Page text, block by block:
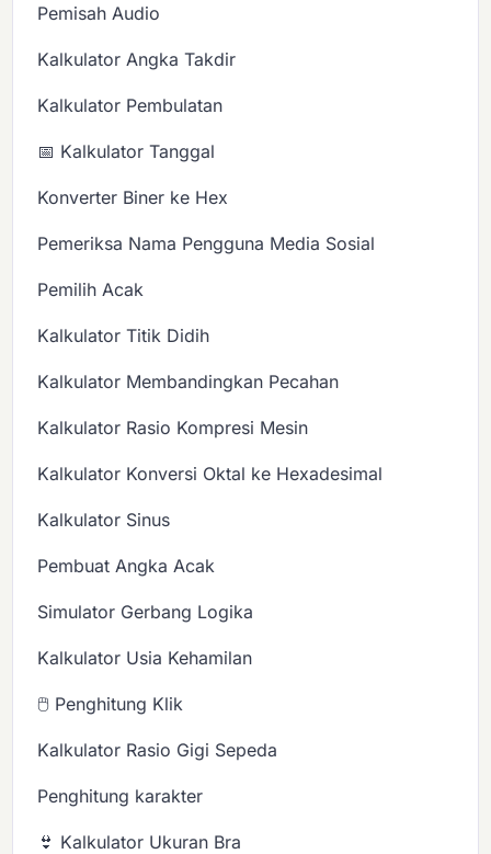
Pemisah Audio
Kalkulator Angka Takdir
Kalkulator Pembulatan
📅 Kalkulator Tanggal
Konverter Biner ke Hex
Pemeriksa Nama Pengguna Media Sosial
Pemilih Acak
Kalkulator Titik Didih
Kalkulator Membandingkan Pecahan
Kalkulator Rasio Kompresi Mesin
Kalkulator Konversi Oktal ke Hexadesimal
Kalkulator Sinus
Pembuat Angka Acak
Simulator Gerbang Logika
Kalkulator Usia Kehamilan
🖱️ Penghitung Klik
Kalkulator Rasio Gigi Sepeda
Penghitung karakter
👙 Kalkulator Ukuran Bra